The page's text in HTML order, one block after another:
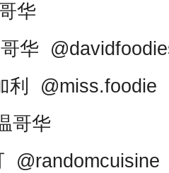
华
华
利 @miss.foodie
哥华
@randomcuisine